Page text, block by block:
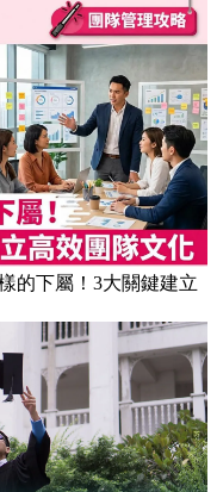
磨！牛津研究揭最佳